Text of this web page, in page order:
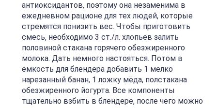
антиоксидантов, поэтому она незаменима в
ежедневном рационе для тех людей, которые
стремятся понизить вес. Чтобы приготовить
смесь, необходимо 3 ст./л. хлопьев залить
половиной стакана горячего обезжиренного
молока. Дать немного настояться. Потом в
ёмкость для блендера добавить 1 мелко
нарезанный банан, 1 ложку мёда, полстакана
обезжиренного йогурта. Все компоненты
тщательно взбить в блендере, после чего можно